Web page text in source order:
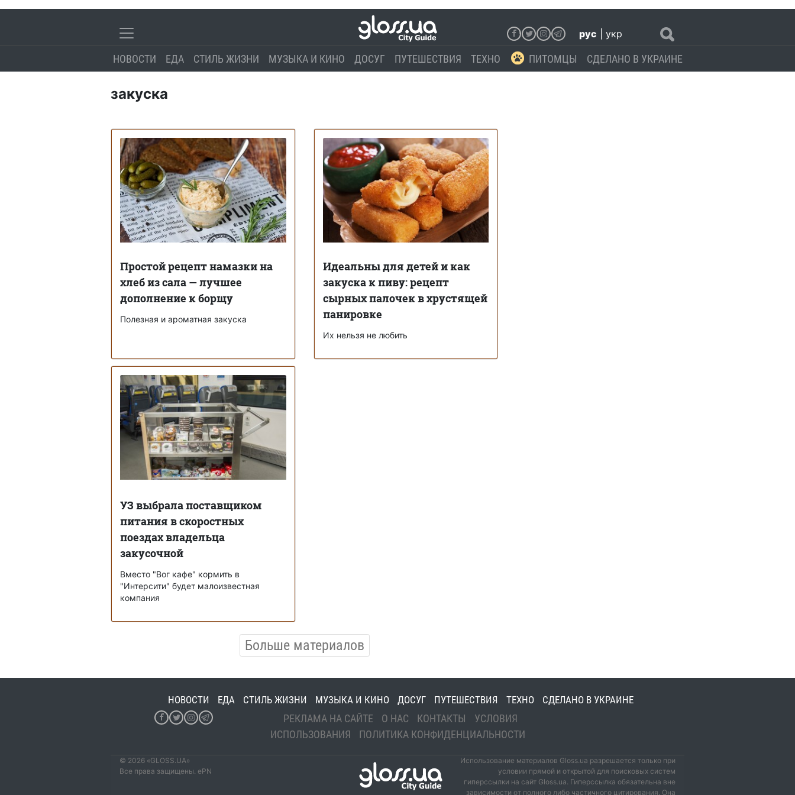
рус укр
НОВОСТИ ЕДА СТИЛЬ ЖИЗНИ МУЗЫКА И КИНО ДОСУГ ПУТЕШЕСТВИЯ ТЕХНО ПИТОМЦЫ СДЕЛАНО В УКРАИНЕ
закуска
Простой рецепт намазки на
хлеб из сала — лучшее
дополнение к борщу
Полезная и ароматная закуска
Идеальны для детей и как
закуска к пиву: рецепт
сырных палочек в хрустящей
панировке
Их нельзя не любить
УЗ выбрала поставщиком
питания в скоростных
поездах владельца
закусочной
Вместо "Вог кафе" кормить в
"Интерсити" будет малоизвестная
компания
Больше материалов
НОВОСТИ ЕДА СТИЛЬ ЖИЗНИ МУЗЫКА И КИНО ДОСУГ ПУТЕШЕСТВИЯ ТЕХНО СДЕЛАНО В УКРАИНЕ
РЕКЛАМА НА САЙТЕ О НАС КОНТАКТЫ
УСЛОВИЯ
ИСПОЛЬЗОВАНИЯ
ПОЛИТИКА КОНФИДЕНЦИАЛЬНОСТИ
© 2026 «GLOSS.UA»
Все права защищены. ePN
Использование материалов Gloss.ua разрешается только при
условии прямой и открытой для поисковых систем
гиперссылки на сайт Gloss.ua. Гиперссылка обязательна вне
зависимости от полного либо частичного цитирования. Она